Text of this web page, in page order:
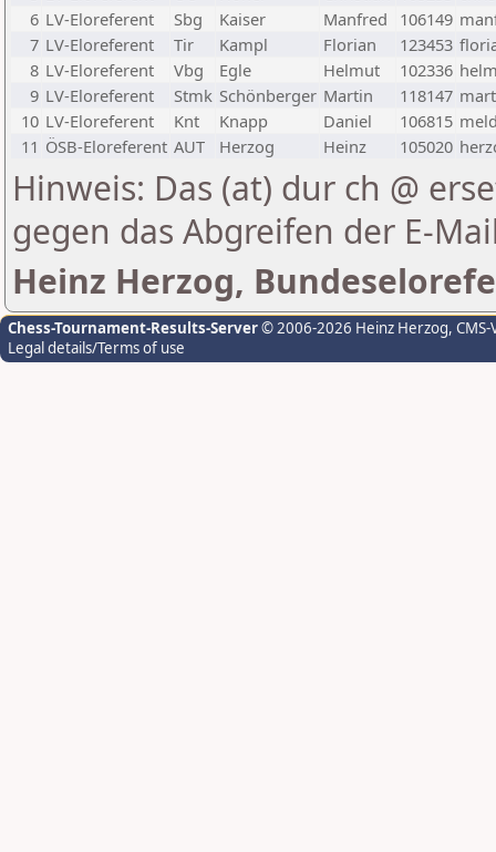
6 LV-Eloreferent Sbg Kaiser Manfred 106149
7 LV-Eloreferent Tir Kampl Florian 123453
8 LV-Eloreferent Vbg Egle Helmut 102336
9 LV-Eloreferent Stmk Schönberger Martin 118147
10 LV-Eloreferent Knt Knapp Daniel 106815
11 ÖSB-Eloreferent AUT Herzog Heinz 105020
Hinweis: Das (at) dur ch @
gegen das Abgreifen der E-
Heinz Herzog,
Chess-Tournament-Results-Server© 2006-2026 Heinz Herzog,
Legal details/Terms of use